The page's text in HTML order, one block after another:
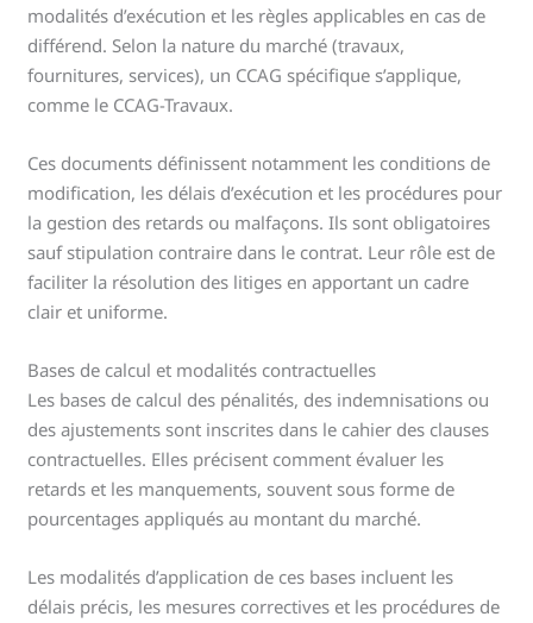
modalités d’exécution et les règles applicables en cas de
différend. Selon la nature du marché (travaux,
fournitures, services), un CCAG spécifique s’applique,
comme le CCAG-Travaux.
Ces documents définissent notamment les conditions de
modification, les délais d’exécution et les procédures pour
la gestion des retards ou malfaçons. Ils sont obligatoires
sauf stipulation contraire dans le contrat. Leur rôle est de
faciliter la résolution des litiges en apportant un cadre
clair et uniforme.
Bases de calcul et modalités contractuelles
Les bases de calcul des pénalités, des indemnisations ou
des ajustements sont inscrites dans le cahier des clauses
contractuelles. Elles précisent comment évaluer les
retards et les manquements, souvent sous forme de
pourcentages appliqués au montant du marché.
Les modalités d’application de ces bases incluent les
délais précis, les mesures correctives et les procédures de